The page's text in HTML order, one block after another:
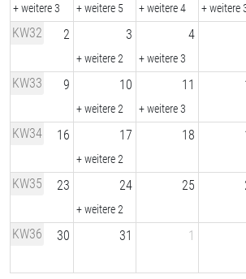
+ weitere 3 + weitere 5 + weitere 4 + weitere
KW32 2 3
+ weitere 2
4
+ weitere 3
KW33 9 10
+ weitere 2
11
+ weitere 3
KW34 16 17
+ weitere 2
18
KW35 23 24
+ weitere 2
25
KW36 30 31 1